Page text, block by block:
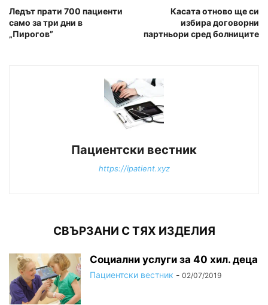
Ледът прати 700 пациенти
само за три дни в
„Пирогов”
Касата отново ще си
избира договорни
партньори сред болниците
Пациентски вестник
https://ipatient.xyz
СВЪРЗАНИ С ТЯХ ИЗДЕЛИЯ
Социални услуги за 40 хил. деца
Пациентски вестник - 02/07/2019